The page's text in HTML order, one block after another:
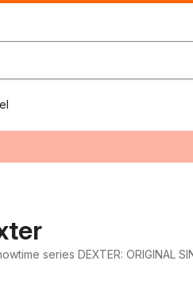
series DEXTER: ORIGINAL